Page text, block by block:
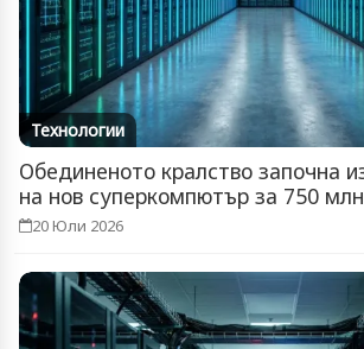
Технологии
Обединеното кралство започна
на нов суперкомпютър за 750
20 Юли 2026